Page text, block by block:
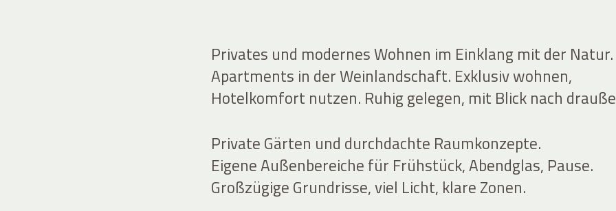
Privates und modernes Wohnen im Einklang mit der Natur.
Apartments in der Weinlandschaft. Exklusiv wohnen,
Hotelkomfort nutzen. Ruhig gelegen, mit Blick nach
Private Gärten und durchdachte Raumkonzepte.
Eigene Außenbereiche für Frühstück, Abendglas, Pause.
Großzügige Grundrisse, viel Licht, klare Zonen.